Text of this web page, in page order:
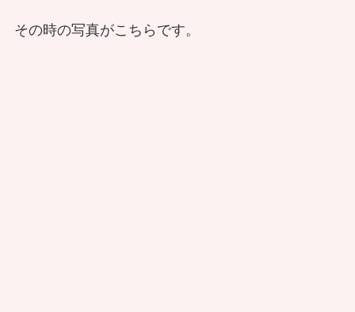
その時の写真がこちらです。